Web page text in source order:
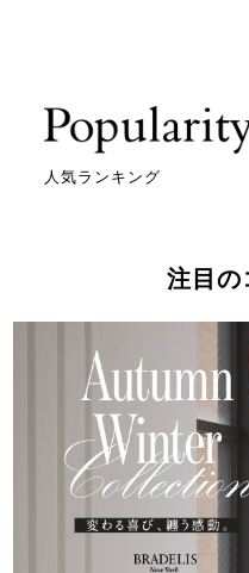
人気ランキング
注目の